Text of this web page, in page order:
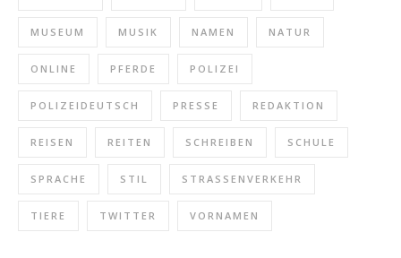
MUSEUM MUSIK NAMEN NATUR
ONLINE PFERDE POLIZEI
POLIZEIDEUTSCH PRESSE REDAKTION
REISEN REITEN SCHREIBEN SCHULE
SPRACHE STIL STRASSENVERKEHR
TIERE TWITTER VORNAMEN